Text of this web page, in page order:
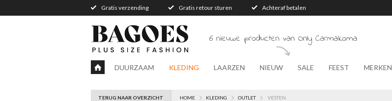
Gratis verzending Gratis retour sturen Achteraf betalen
6 nieuwe producten van Only Carmakoma
DUURZAAM KLEDING LAARZEN NIEUW SALE FEEST MERKEN
TERUG NAAR OVERZICHT HOME KLEDING OUTLET VESTEN